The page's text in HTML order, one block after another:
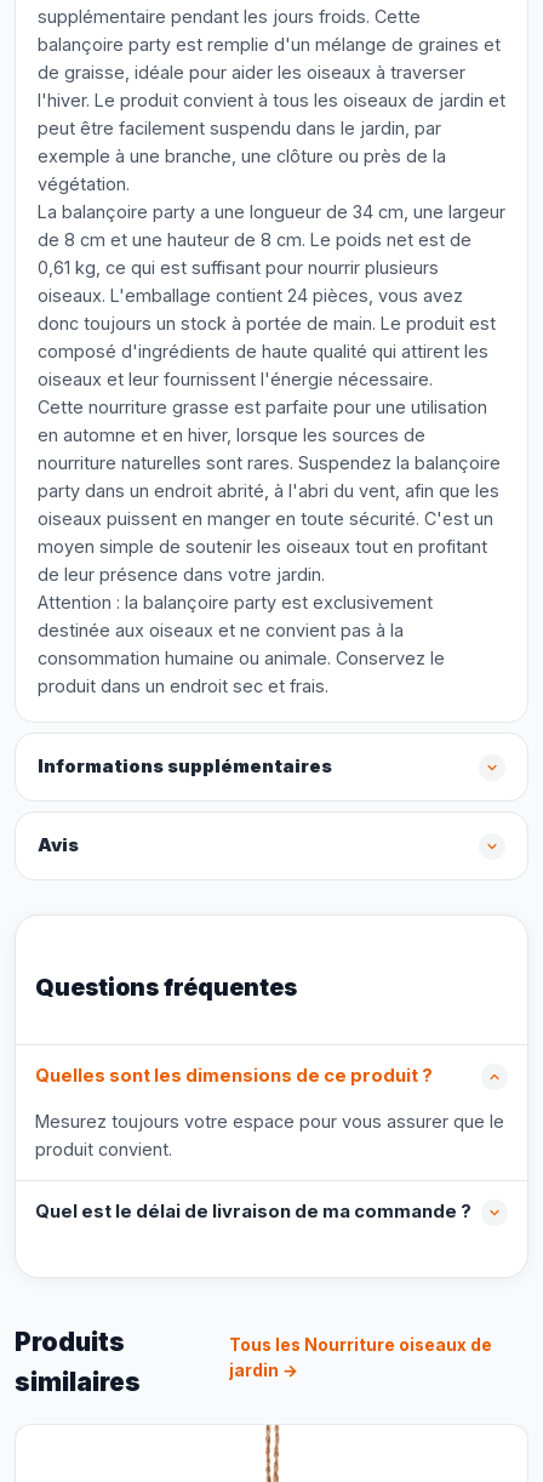
supplémentaire pendant les jours froids. Cette
balançoire party est remplie d'un mélange de graines et
de graisse, idéale pour aider les oiseaux à traverser
l'hiver. Le produit convient à tous les oiseaux de jardin et
peut être facilement suspendu dans le jardin, par
exemple à une branche, une clôture ou près de la
végétation.
La balançoire party a une longueur de 34 cm, une largeur
de 8 cm et une hauteur de 8 cm. Le poids net est de
0,61 kg, ce qui est suffisant pour nourrir plusieurs
oiseaux. L'emballage contient 24 pièces, vous avez
donc toujours un stock à portée de main. Le produit est
composé d'ingrédients de haute qualité qui attirent les
oiseaux et leur fournissent l'énergie nécessaire.
Cette nourriture grasse est parfaite pour une utilisation
en automne et en hiver, lorsque les sources de
nourriture naturelles sont rares. Suspendez la balançoire
party dans un endroit abrité, à l'abri du vent, afin que les
oiseaux puissent en manger en toute sécurité. C'est un
moyen simple de soutenir les oiseaux tout en profitant
de leur présence dans votre jardin.
Attention : la balançoire party est exclusivement
destinée aux oiseaux et ne convient pas à la
consommation humaine ou animale. Conservez le
produit dans un endroit sec et frais.
Informations supplémentaires
Avis
Questions fréquentes
Quelles sont les dimensions de ce produit ?
Mesurez toujours votre espace pour vous assurer que le
produit convient.
Quel est le délai de livraison de ma commande ?
Produits
similaires
Tous les Nourriture oiseaux de
jardin →